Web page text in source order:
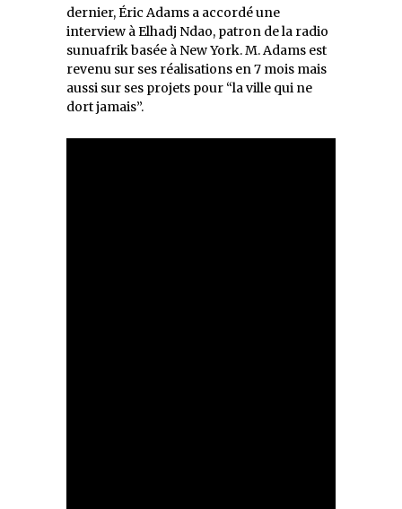
dernier, Éric Adams a accordé une
interview à Elhadj Ndao, patron de la radio
sunuafrik basée à New York. M. Adams est
revenu sur ses réalisations en 7 mois mais
aussi sur ses projets pour “la ville qui ne
dort jamais”.